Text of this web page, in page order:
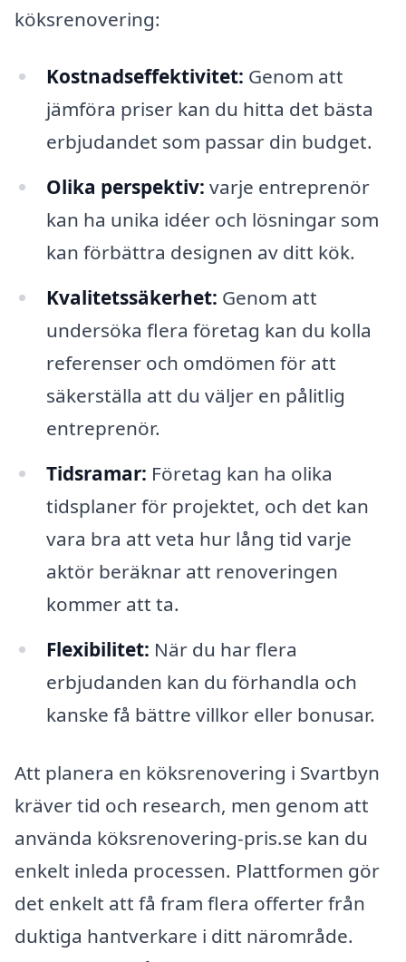
köksrenovering:
Kostnadseffektivitet: Genom att
jämföra priser kan du hitta det bästa
erbjudandet som passar din budget.
Olika perspektiv: varje entreprenör
kan ha unika idéer och lösningar som
kan förbättra designen av ditt kök.
Kvalitetssäkerhet: Genom att
undersöka flera företag kan du kolla
referenser och omdömen för att
säkerställa att du väljer en pålitlig
entreprenör.
Tidsramar: Företag kan ha olika
tidsplaner för projektet, och det kan
vara bra att veta hur lång tid varje
aktör beräknar att renoveringen
kommer att ta.
Flexibilitet: När du har flera
erbjudanden kan du förhandla och
kanske få bättre villkor eller bonusar.
Att planera en köksrenovering i Svartbyn
kräver tid och research, men genom att
använda köksrenovering-pris.se kan du
enkelt inleda processen. Plattformen gör
det enkelt att få fram flera offerter från
duktiga hantverkare i ditt närområde.